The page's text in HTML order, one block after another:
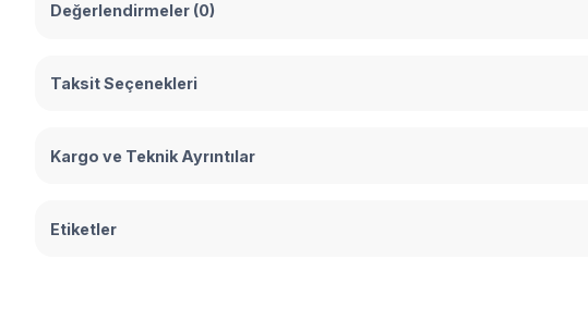
Değerlendirmeler (0)
Taksit Seçenekleri
Kargo ve Teknik Ayrıntılar
Etiketler